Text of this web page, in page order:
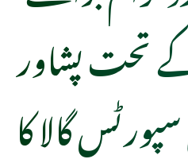
تحت پشاور
گالا کا